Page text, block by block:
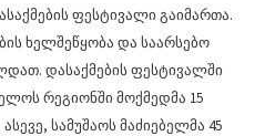
ფესტივალი გაიმართა.
ხელშეწყობა და საარსებო
დასაქმების ფესტივალში
რეგიონში მოქმედმა 15
სამუშაოს მაძიებელმა 45